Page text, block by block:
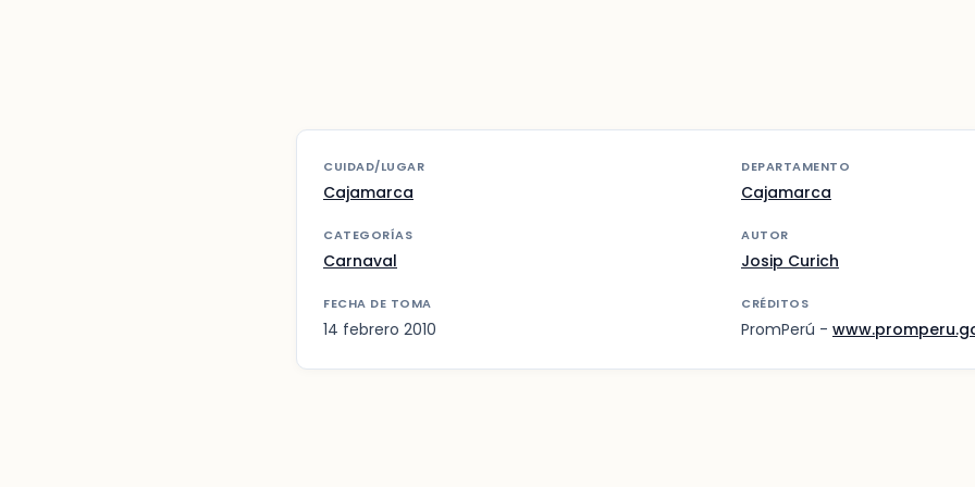
CUIDAD/LUGAR
Cajamarca
DEPARTAMENTO
Cajamarca
CATEGORÍAS
Carnaval
AUTOR
Josip Curich
FECHA DE TOMA
14 febrero 2010
CRÉDITOS
PromPerú -